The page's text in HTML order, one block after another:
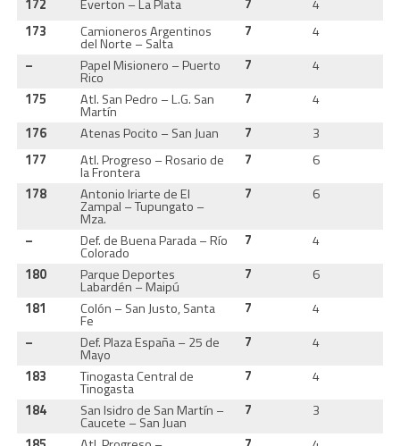
172
Everton – La Plata 7 4
173
Camioneros Argentinos
del Norte – Salta
7 4
–
Papel Misionero – Puerto
Rico
7 4
175
Atl. San Pedro – L.G. San
Martín
7 4
176
Atenas Pocito – San Juan 7 3
177
Atl. Progreso – Rosario de
la Frontera
7 6
178
Antonio Iriarte de El
Zampal – Tupungato –
Mza.
7 6
– Def. de Buena Parada – Río
Colorado
7 4
180
Parque Deportes
Labardén – Maipú
7 6
181
Colón – San Justo, Santa
Fe
7 4
–
Def. Plaza España – 25 de
Mayo
7 4
183
Tinogasta Central de
Tinogasta
7 4
184
San Isidro de San Martín –
Caucete – San Juan
7 3